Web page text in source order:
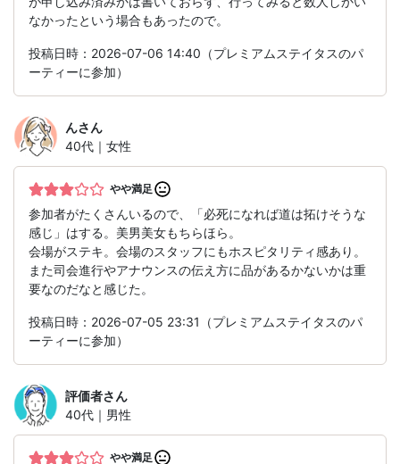
なかったという場合もあったので。
投稿日時：2026-07-06 14:40（プレミアムステイタスのパ
ーティーに参加）
んさん
40代｜女性
やや満足
参加者がたくさんいるので、「必死になれば道は拓けそうな
感じ」はする。美男美女もちらほら。
会場がステキ。会場のスタッフにもホスピタリティ感あり。
また司会進行やアナウンスの伝え方に品があるかないかは重
要なのだなと感じた。
投稿日時：2026-07-05 23:31（プレミアムステイタスのパ
ーティーに参加）
評価者さん
40代｜男性
やや満足